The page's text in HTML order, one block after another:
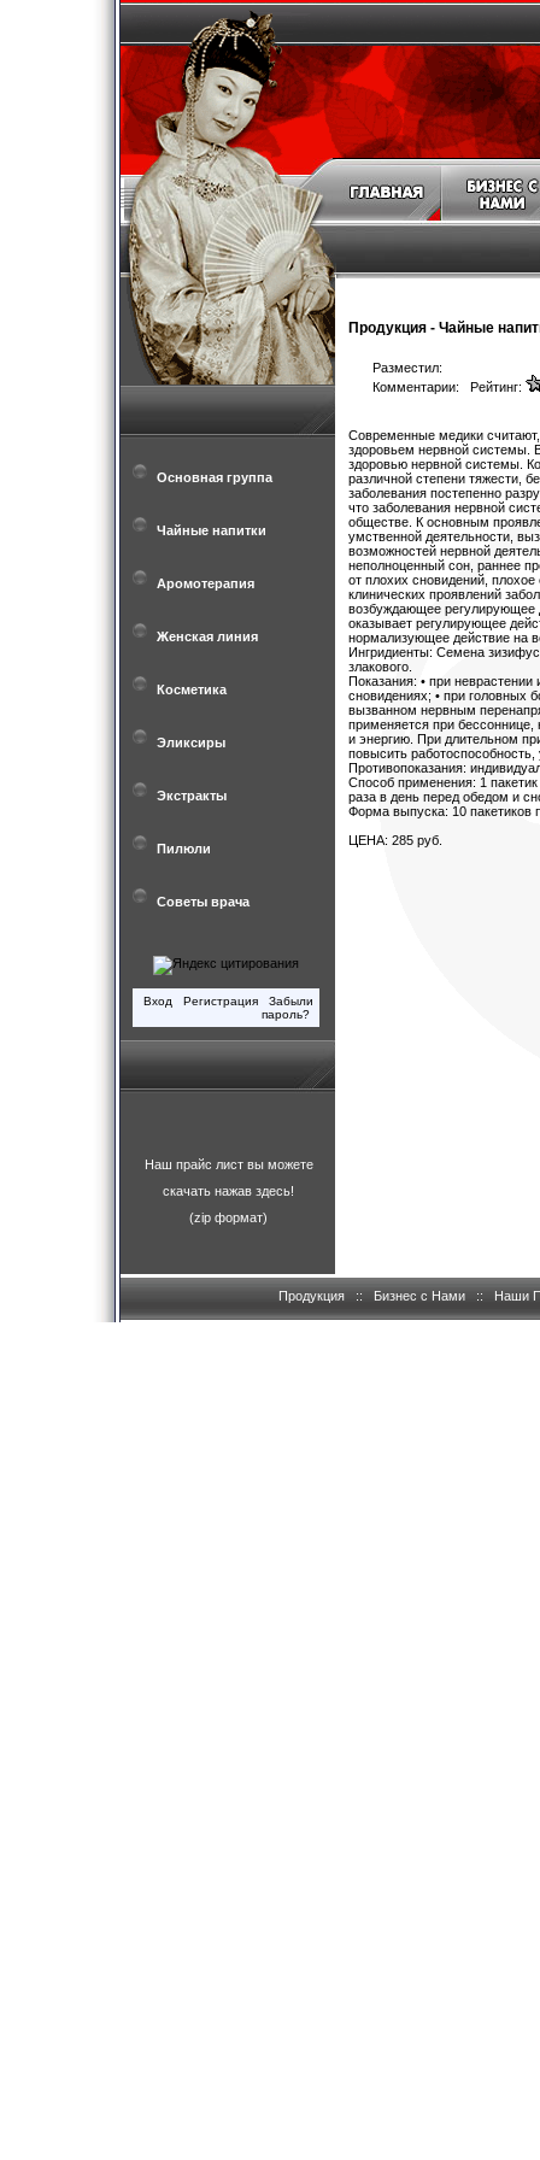
Основная группа
Чайные напитки
Аромотерапия
Женская линия
Косметика
Эликсиры
Экстракты
Пилюли
Советы врача
Вход Регистрация
Забыли
пароль?
Наш прайс лист вы можете
скачать нажав здесь!
(zip формат)
Продукция - Чайные
Разместил:
Комментарии: Рейтинг:
Современные медики считают,
здоровьем нервной системы.
здоровью нервной системы.
различной степени тяжести,
заболевания постепенно
что заболевания нервной
обществе. К основным
умственной деятельности,
возможностей нервной
неполноценный сон, раннее
от плохих сновидений,
клинических проявлений
возбуждающее регулирующее
оказывает регулирующее
нормализующее действие на
Ингридиенты: Семена
злакового.
Показания: • при
сновидениях; • при головных
вызванном нервным
применяется при бессоннице,
и энергию. При длительном
повысить
Противопоказания:
Способ применения: 1
раза в день перед обедом и
Форма выпуска: 10 пакетиков
ЦЕНА: 285 руб.
Продукция :: Бизнес с Нами :: Наши